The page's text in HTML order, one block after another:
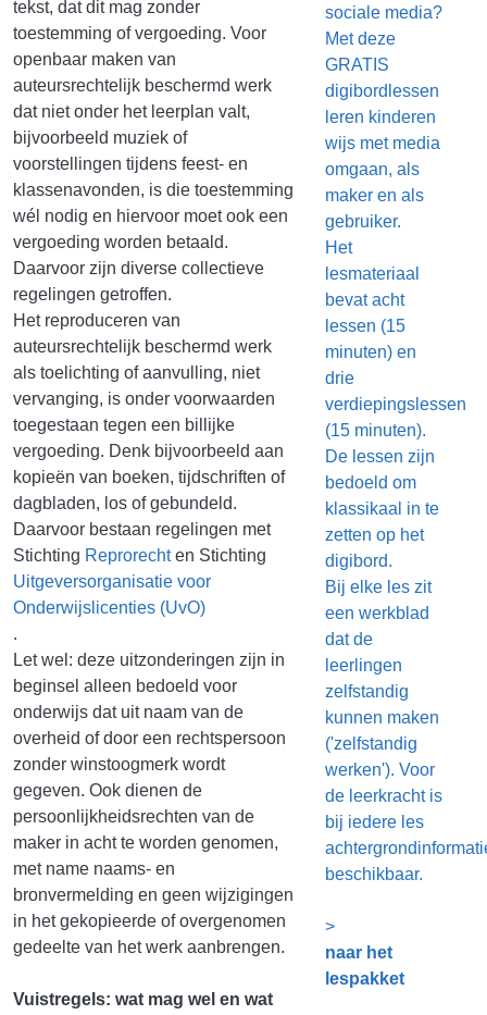
tekst, dat dit mag zonder
toestemming of vergoeding. Voor
openbaar maken van
auteursrechtelijk beschermd werk
dat niet onder het leerplan valt,
bijvoorbeeld muziek of
voorstellingen tijdens feest- en
klassenavonden, is die toestemming
wél nodig en hiervoor moet ook een
vergoeding worden betaald.
Daarvoor zijn diverse collectieve
regelingen getroffen.
Het reproduceren van
auteursrechtelijk beschermd werk
als toelichting of aanvulling, niet
vervanging, is onder voorwaarden
toegestaan tegen een billijke
vergoeding. Denk bijvoorbeeld aan
kopieën van boeken, tijdschriften of
dagbladen, los of gebundeld.
Daarvoor bestaan regelingen met
Stichting Reprorechten Stichting
Uitgeversorganisatie voor
Onderwijslicenties (UvO)
.
Let wel: deze uitzonderingen zijn in
beginsel alleen bedoeld voor
onderwijs dat uit naam van de
overheid of door een rechtspersoon
zonder winstoogmerk wordt
gegeven. Ook dienen de
persoonlijkheidsrechten van de
maker in acht te worden genomen,
met name naams- en
bronvermelding en geen wijzigingen
in het gekopieerde of overgenomen
gedeelte van het werk aanbrengen.
Vuistregels: wat mag wel en wat
sociale media?
Met deze
GRATIS
digibordlessen
leren kinderen
wijs met media
omgaan, als
maker en als
gebruiker.
Het
lesmateriaal
bevat acht
lessen (15
minuten) en
drie
verdiepingslessen
(15 minuten).
De lessen zijn
bedoeld om
klassikaal in te
zetten op het
digibord.
Bij elke les zit
een werkblad
dat de
leerlingen
zelfstandig
kunnen maken
('zelfstandig
werken'). Voor
de leerkracht is
bij iedere les
beschikbaar.
>
naar het
lespakket